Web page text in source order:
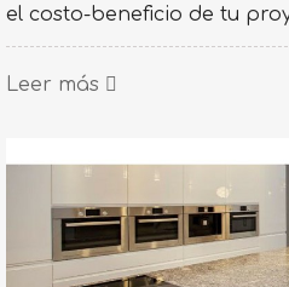
el costo-beneficio de tu
Leer más